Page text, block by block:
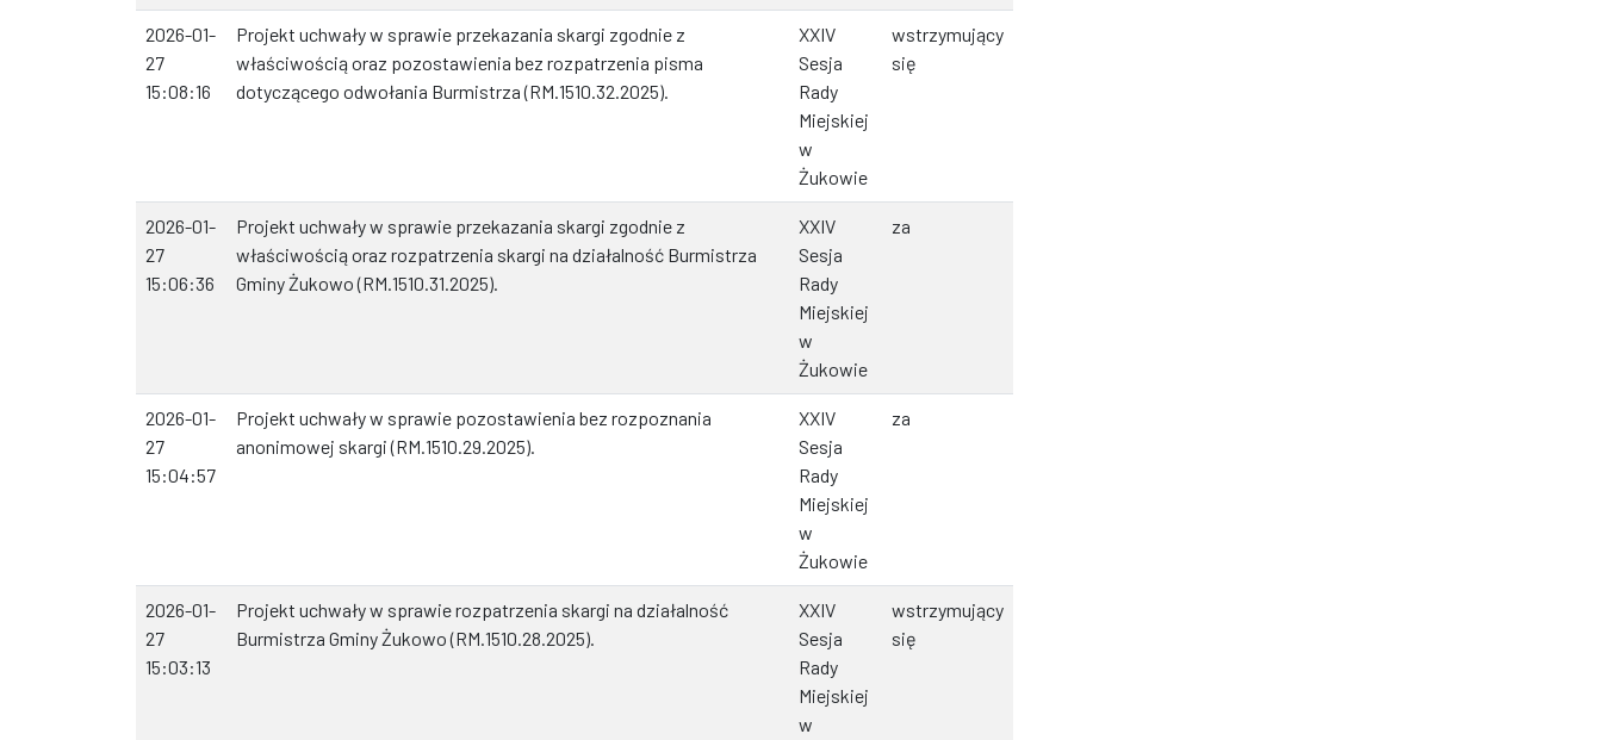
2026-01-
27
15:08:16
Projekt uchwały w sprawie przekazania skargi zgodnie z
właściwością oraz pozostawienia bez rozpatrzenia pisma
dotyczącego odwołania Burmistrza (RM.1510.32.2025).
XXIV
Sesja
Rady
Miejskiej
w
Żukowie
wstrzymujący
się
2026-01-
27
15:06:36
Projekt uchwały w sprawie przekazania skargi zgodnie z
właściwością oraz rozpatrzenia skargi na działalność Burmistrza
Gminy Żukowo (RM.1510.31.2025).
XXIV
Sesja
Rady
Miejskiej
w
Żukowie
za
2026-01-
27
15:04:57
Projekt uchwały w sprawie pozostawienia bez rozpoznania
anonimowej skargi (RM.1510.29.2025).
XXIV
Sesja
Rady
Miejskiej
w
Żukowie
za
2026-01-
27
15:03:13
Projekt uchwały w sprawie rozpatrzenia skargi na działalność
Burmistrza Gminy Żukowo (RM.1510.28.2025).
XXIV
Sesja
Rady
Miejskiej
w
wstrzymujący
się